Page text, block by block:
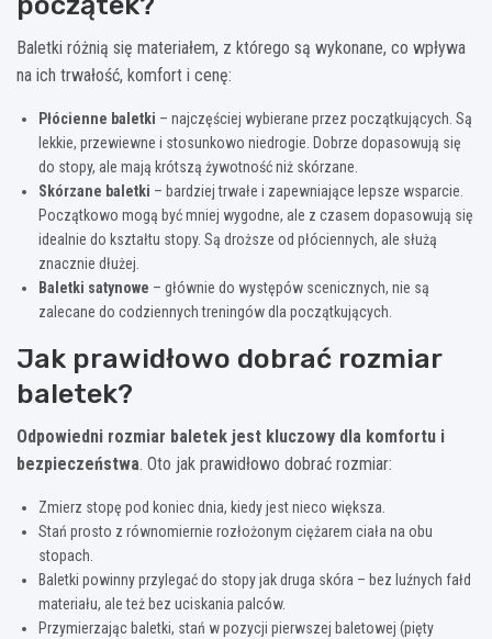
Baletki różnią się materiałem, z którego są wykonane, co wpływa
na ich trwałość, komfort i cenę:
Płócienne baletki – najczęściej wybierane przez początkujących. Są
lekkie, przewiewne i stosunkowo niedrogie. Dobrze dopasowują się
do stopy, ale mają krótszą żywotność niż skórzane.
Skórzane baletki – bardziej trwałe i zapewniające lepsze wsparcie.
Początkowo mogą być mniej wygodne, ale z czasem dopasowują się
idealnie do kształtu stopy. Są droższe od płóciennych, ale służą
znacznie dłużej.
Baletki satynowe – głównie do występów scenicznych, nie są
zalecane do codziennych treningów dla początkujących.
Jak prawidłowo dobrać rozmiar
baletek?
Odpowiedni rozmiar baletek jest kluczowy dla komfortu i
bezpieczeństwa. Oto jak prawidłowo dobrać rozmiar:
Zmierz stopę pod koniec dnia, kiedy jest nieco większa.
Stań prosto z równomiernie rozłożonym ciężarem ciała na obu
stopach.
Baletki powinny przylegać do stopy jak druga skóra – bez luźnych fałd
materiału, ale też bez uciskania palców.
Przymierzając baletki, stań w pozycji pierwszej baletowej (pięty